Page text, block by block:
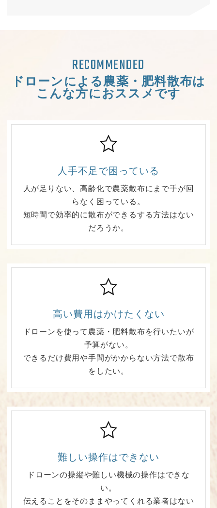
RECOMMENDED
ドローンによる農薬・肥料散布は
こんな方におススメです
人手不足で困っている
人が足りない、高齢化で農薬散布にまで手が回
らなく困っている。
短時間で効率的に散布ができるする方法はない
だろうか。
高い費用はかけたくない
ドローンを使って農薬・肥料散布を行いたいが
予算がない。
できるだけ費用や手間がかからない方法で散布
をしたい。
難しい操作はできない
ドローンの操縦や難しい機械の操作はできな
い。
伝えることをそのままやってくれる業者はない